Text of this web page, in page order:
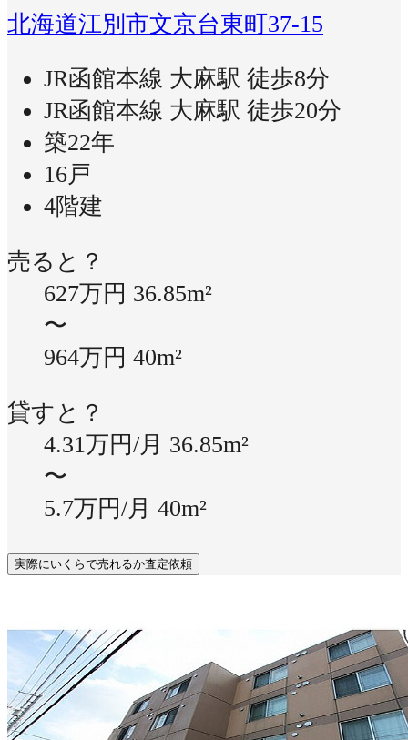
北海道江別市文京台東町37-15
JR函館本線 大麻駅 徒歩8分
JR函館本線 大麻駅 徒歩20分
築22年
16戸
4階建
売ると？
627万円 36.85m²
〜
964万円 40m²
貸すと？
4.31万円/月 36.85m²
〜
5.7万円/月 40m²
実際にいくらで売れるか査定依頼